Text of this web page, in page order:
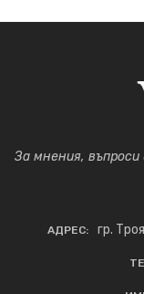
За мнения, въпроси
АДРЕС: гр.